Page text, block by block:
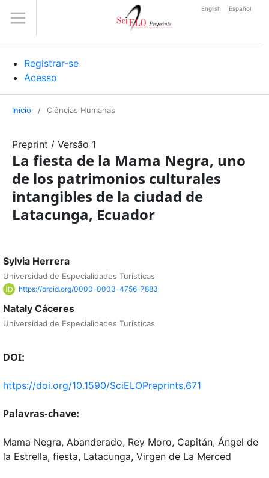
Registrar-se
Acesso
English Español
Início / Ciências Humanas
Preprint / Versão 1
La fiesta de la Mama Negra, uno
de los patrimonios culturales
intangibles de la ciudad de
Latacunga, Ecuador
Sylvia Herrera
Universidad de Especialidades Turísticas
https://orcid.org/0000-0003-4756-7883
Nataly Cáceres
Universidad de Especialidades Turísticas
DOI:
https://doi.org/10.1590/SciELOPreprints.671
Palavras-chave:
Mama Negra, Abanderado, Rey Moro, Capitán, Ángel de
la Estrella, fiesta, Latacunga, Virgen de La Merced